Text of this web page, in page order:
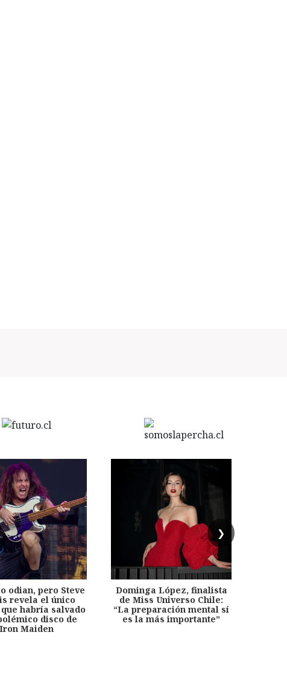
❯
odian, pero Steve
revela el único
habría salvado
disco de
Iron Maiden
Dominga López, finalista
de Miss Universo Chile:
“La preparación mental sí
es la más importante”